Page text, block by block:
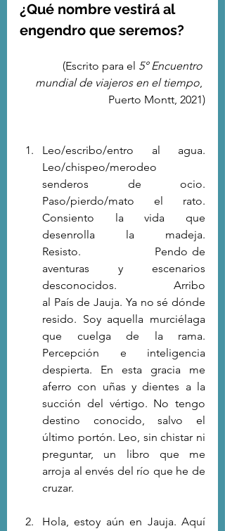
¿Qué nombre vestirá al
engendro que seremos?
(Escrito para el 5° Encuentro
mundial de viajeros en el tiempo,
Puerto Montt, 2021)
Leo/escribo/entro al agua.
Leo/chispeo/merodeo
senderos de ocio.
Paso/pierdo/mato el rato.
Consiento la vida que
desenrolla la madeja.
Resisto.                   Pendo de
aventuras y escenarios
desconocidos.                   Arribo
al País de Jauja. Ya no sé dónde
resido. Soy aquella murciélaga
que cuelga de la rama.
Percepción e inteligencia
despierta. En esta gracia me
aferro con uñas y dientes a la
succión del vértigo. No tengo
destino conocido, salvo el
último portón. Leo, sin chistar ni
preguntar, un libro que me
arroja al envés del río que he de
cruzar.
Hola, estoy aún en Jauja. Aquí